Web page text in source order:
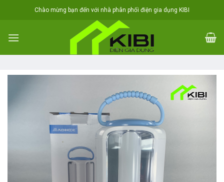
Chào mừng bạn đến với nhà phân phối điện gia dụng KIBI